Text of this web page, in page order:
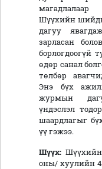
Шүүхийн
дагуу
зарласан
борлогдоогүй
өдөр санал
төлбөр
Энэ бүх
журмын
үндэслэл
шаардлагыг
үү гэжээ.
Шүүх:
оны/ хуулийн